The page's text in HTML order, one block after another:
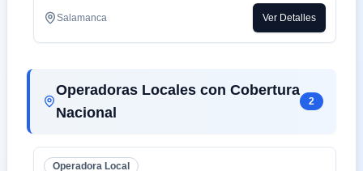
Salamanca Ver Detalles
Operadoras Locales con Cobertura
Nacional
2
Operadora Local